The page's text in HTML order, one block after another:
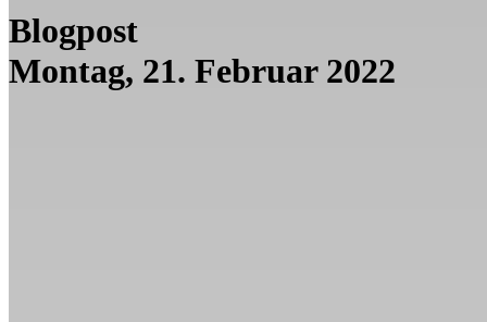
Blogpost
Montag, 21. Februar 2022